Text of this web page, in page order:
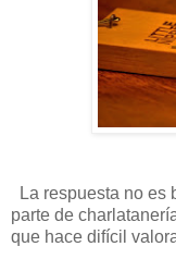
La respuesta no es
parte de
que hace difícil